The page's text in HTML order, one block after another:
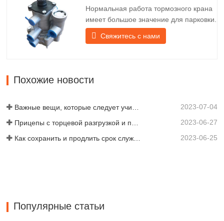
перед абажуром крепится…
Нормальная работа тормозного крана
имеет большое значение для парковки.
Он обеспечивает техническую
поддержку плавного торможения
производителей различных типов
научные…
Свяжитесь с нами
Похожие новости
2023-07-04
2023-06-27
Как сохранить и продлить срок службы самосвальных прицепов? 2023-06-25
Популярные статьи